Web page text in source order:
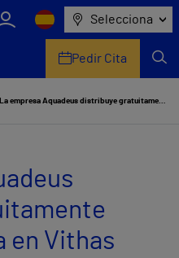
Selecciona
Pedir Cita
La empresa Aquadeus distribuye gratuitamente botellas de agua en Vithas Castellón
en Vithas